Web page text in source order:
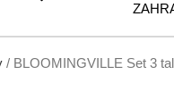
/ BLOOMINGVILLE Set 3